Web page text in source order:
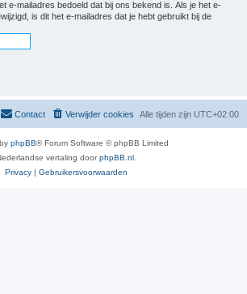
e-mailadres bedoeld dat bij ons bekend is. Als je het e-
is dit het e-mailadres dat je hebt gebruikt bij de
Alle tijden zijn UTC+02:00
Verwijder cookies
Contact
phpBB® Forum Software © phpBB Limited
vertaling doorphpBB.nl
Privacy | Gebruikersvoorwaarden